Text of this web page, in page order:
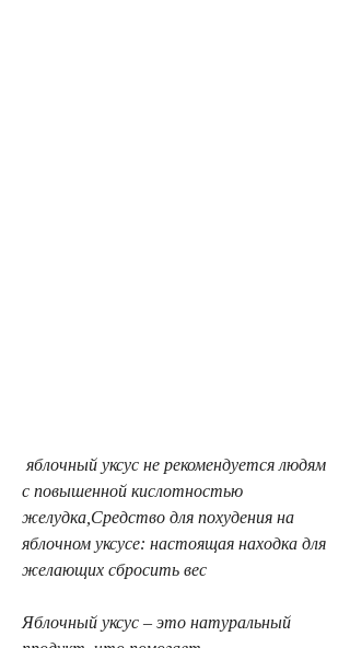
с повышенной кислотностью
желудка,Средство для похудения на
яблочном уксусе: настоящая находка для
желающих сбросить вес
Яблочный уксус – это натуральный